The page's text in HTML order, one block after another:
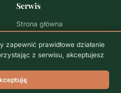
Serwis
Strona główna
prawa zastrzeżone.
zapewnić prawidłowe działanie
z serwisu, akceptujesz